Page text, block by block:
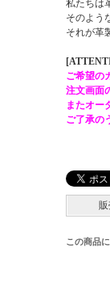
私たちは
そのよう
それが革
ご希望の
注文画面
またオー
ご了承の
この商品